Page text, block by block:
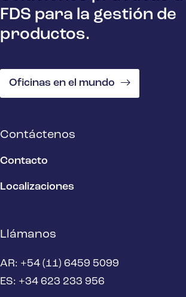
FDS para la gestión de
productos.
Oficinas en el mundo
Contáctenos
Contacto
Localizaciones
Llámanos
AR: +54 (11) 6459 5099
ES: +34 623 233 956